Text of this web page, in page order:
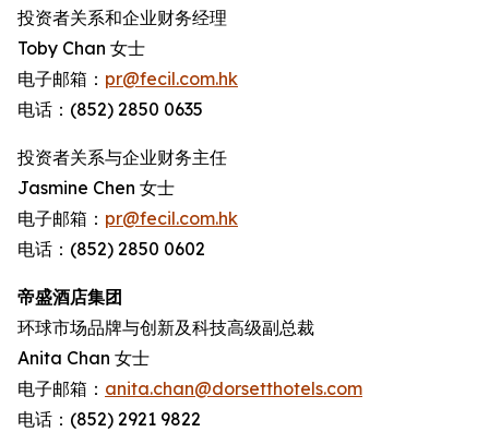
投资者关系和企业财务经理
Toby Chan 女士
电子邮箱： pr@fecil.com.hk
电话：(852) 2850 0635
投资者关系与企业财务主任
Jasmine Chen 女士
电子邮箱： pr@fecil.com.hk
电话：(852) 2850 0602
帝盛酒店集团
环球市场品牌与创新及科技高级副总裁
Anita Chan 女士
电子邮箱： anita.chan@dorsetthotels.com
电话：(852) 2921 9822